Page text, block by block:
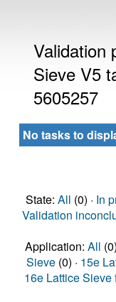
Validation
Sieve V5
5605257
No tasks to
State: All (0) · In
Validation
Application: All
Sieve (0) · 15e
16e Lattice